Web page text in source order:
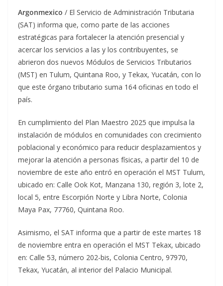
Argonmexico / El Servicio de Administración Tributaria
(SAT) informa que, como parte de las acciones
estratégicas para fortalecer la atención presencial y
acercar los servicios a las y los contribuyentes, se
abrieron dos nuevos Módulos de Servicios Tributarios
(MST) en Tulum, Quintana Roo, y Tekax, Yucatán, con lo
que este órgano tributario suma 164 oficinas en todo el
país.
En cumplimiento del Plan Maestro 2025 que impulsa la
instalación de módulos en comunidades con crecimiento
poblacional y económico para reducir desplazamientos y
mejorar la atención a personas físicas, a partir del 10 de
noviembre de este año entró en operación el MST Tulum,
ubicado en: Calle Ook Kot, Manzana 130, región 3, lote 2,
local 5, entre Escorpión Norte y Libra Norte, Colonia
Maya Pax, 77760, Quintana Roo.
Asimismo, el SAT informa que a partir de este martes 18
de noviembre entra en operación el MST Tekax, ubicado
en: Calle 53, número 202-bis, Colonia Centro, 97970,
Tekax, Yucatán, al interior del Palacio Municipal.